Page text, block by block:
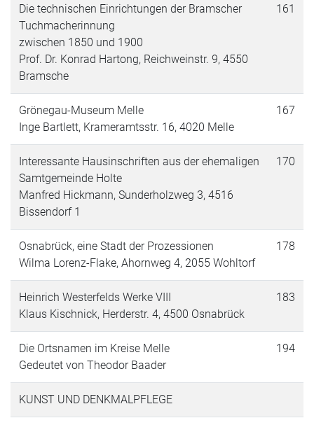
Die technischen Einrichtungen der Bramscher
Tuchmacherinnung
zwischen 1850 und 1900
Prof. Dr. Konrad Hartong, Reichweinstr. 9, 4550
Bramsche
161
Grönegau-Museum Melle
Inge Bartlett, Krameramtsstr. 16, 4020 Melle
167
Interessante Hausinschriften aus der ehemaligen
Samtgemeinde Holte
Manfred Hickmann, Sunderholzweg 3, 4516
Bissendorf 1
170
Osnabrück, eine Stadt der Prozessionen
Wilma Lorenz-Flake, Ahornweg 4, 2055 Wohltorf
178
Heinrich Westerfelds Werke VIII
Klaus Kischnick, Herderstr. 4, 4500 Osnabrück
183
Die Ortsnamen im Kreise Melle
Gedeutet von Theodor Baader
194
KUNST UND DENKMALPFLEGE